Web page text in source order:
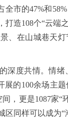
全市的47%和
造108个“云端
、在山城巷天
深度共情。情
展的100余场主
，更是1087家“
同样可以成为“